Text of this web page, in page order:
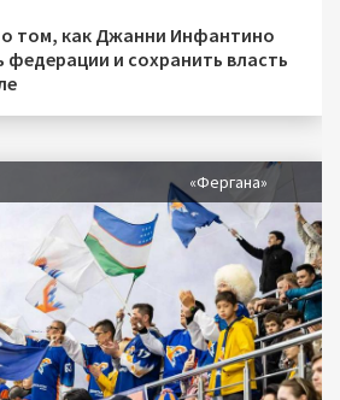
том, как Джанни Инфантино
федерации и сохранить власть
«Фергана»